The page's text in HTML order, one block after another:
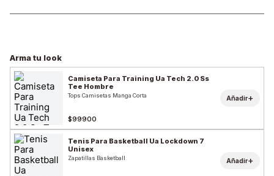
Arma tu look
Camiseta Para Training Ua Tech 2.0 Ss
Tee Hombre
Tops Camisetas Manga Corta
$99900
Añadir+
Tenis Para Basketball Ua Lockdown 7
Unisex
Zapatillas Basketball Añadir+